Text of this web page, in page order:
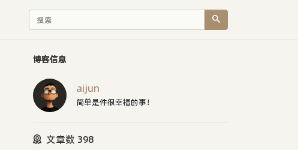
博客信息
aijun
简单是件很幸福的事！
文章数 398